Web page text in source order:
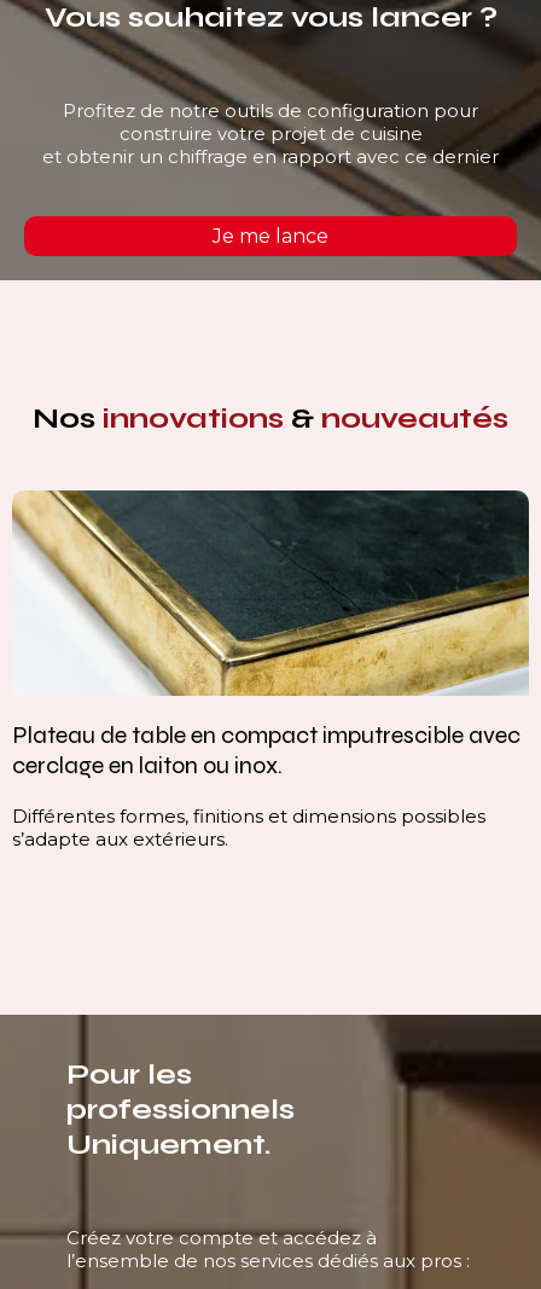
Vous souhaitez vous lancer ?
Profitez de notre outils de configuration pour
construire votre projet de cuisine
et obtenir un chiffrage en rapport avec ce dernier
Je me lance
Nos innovations & nouveautés
Vasque intégrée monobloc — élégance et
continuité parfaite
Cette vasque intégrée monobloc est conçue dans
continuité du plan, sans rupture visuelle. Elle offre
Pour les
professionnels
Uniquement.
Créez votre compte et accédez à
l’ensemble de nos services dédiés aux pros :